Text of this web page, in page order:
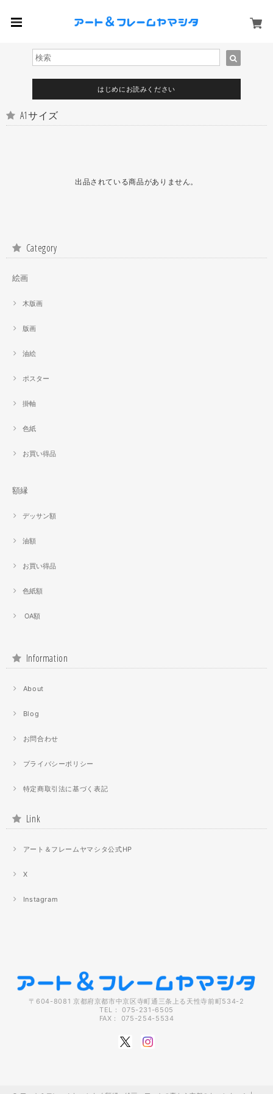
はじめにお読みください
A1サイズ
出品されている商品がありません。
Category
絵画
木版画
版画
油絵
ポスター
掛軸
色紙
お買い得品
額縁
デッサン額
油額
お買い得品
色紙額
OA額
Information
About
Blog
お問合わせ
プライバシーポリシー
特定商取引法に基づく表記
Link
アート＆フレームヤマシタ公式HP
X
Instagram
〒604-8081 京都府京都市中京区寺町通三条上る天性寺前町534-2
TEL： 075-231-6505
FAX： 075-254-5534